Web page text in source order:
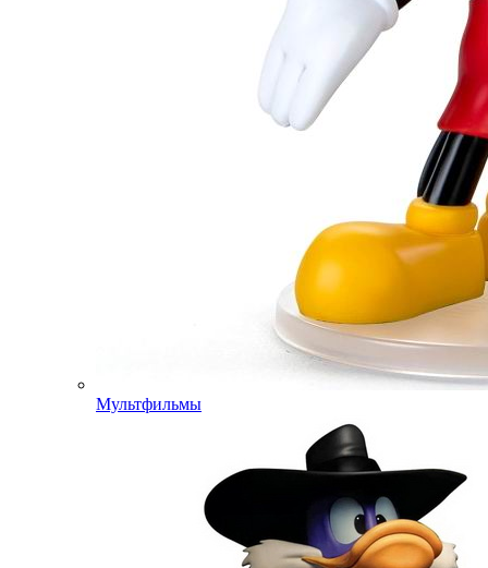
Мультфильмы